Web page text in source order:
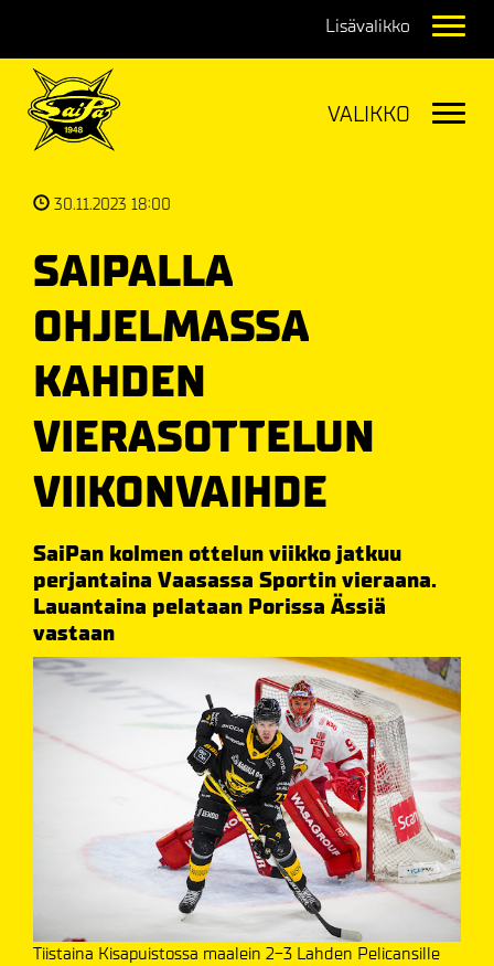
30.11.2023 18:00
SAIPALLA
OHJELMASSA
KAHDEN
VIERASOTTELUN
VIIKONVAIHDE
SaiPan kolmen ottelun viikko jatkuu
perjantaina Vaasassa Sportin vieraana.
Lauantaina pelataan Porissa Ässiä
vastaan
Tiistaina Kisapuistossa maalein 2-3 Lahden Pelicansille